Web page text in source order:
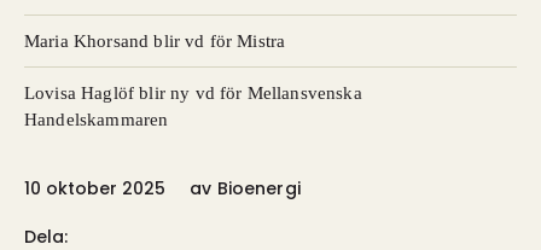
Maria Khorsand blir vd för Mistra
Lovisa Haglöf blir ny vd för Mellansvenska
Handelskammaren
10 oktober 2025 av Bioenergi
Dela: